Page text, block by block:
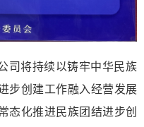
司将持续以铸牢中华民族
步创建工作融入经营发展
态化推进民族团结进步创